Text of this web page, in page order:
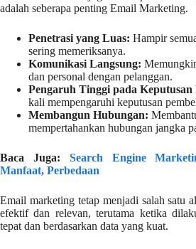
adalah seberapa penting Email Marketing.
Penetrasi yang Luas: Hampir
sering memeriksanya.
Komunikasi Langsung:
dan personal dengan pelanggan.
Pengaruh Tinggi pada Keputusan
kali mempengaruhi keputusan
Membangun Hubungan:
mempertahankan hubungan jangka
Baca Juga:
Search Engine
Manfaat, Perbedaan
Email marketing tetap menjadi salah satu
efektif dan relevan, terutama ketika
tepat dan berdasarkan data yang kuat.